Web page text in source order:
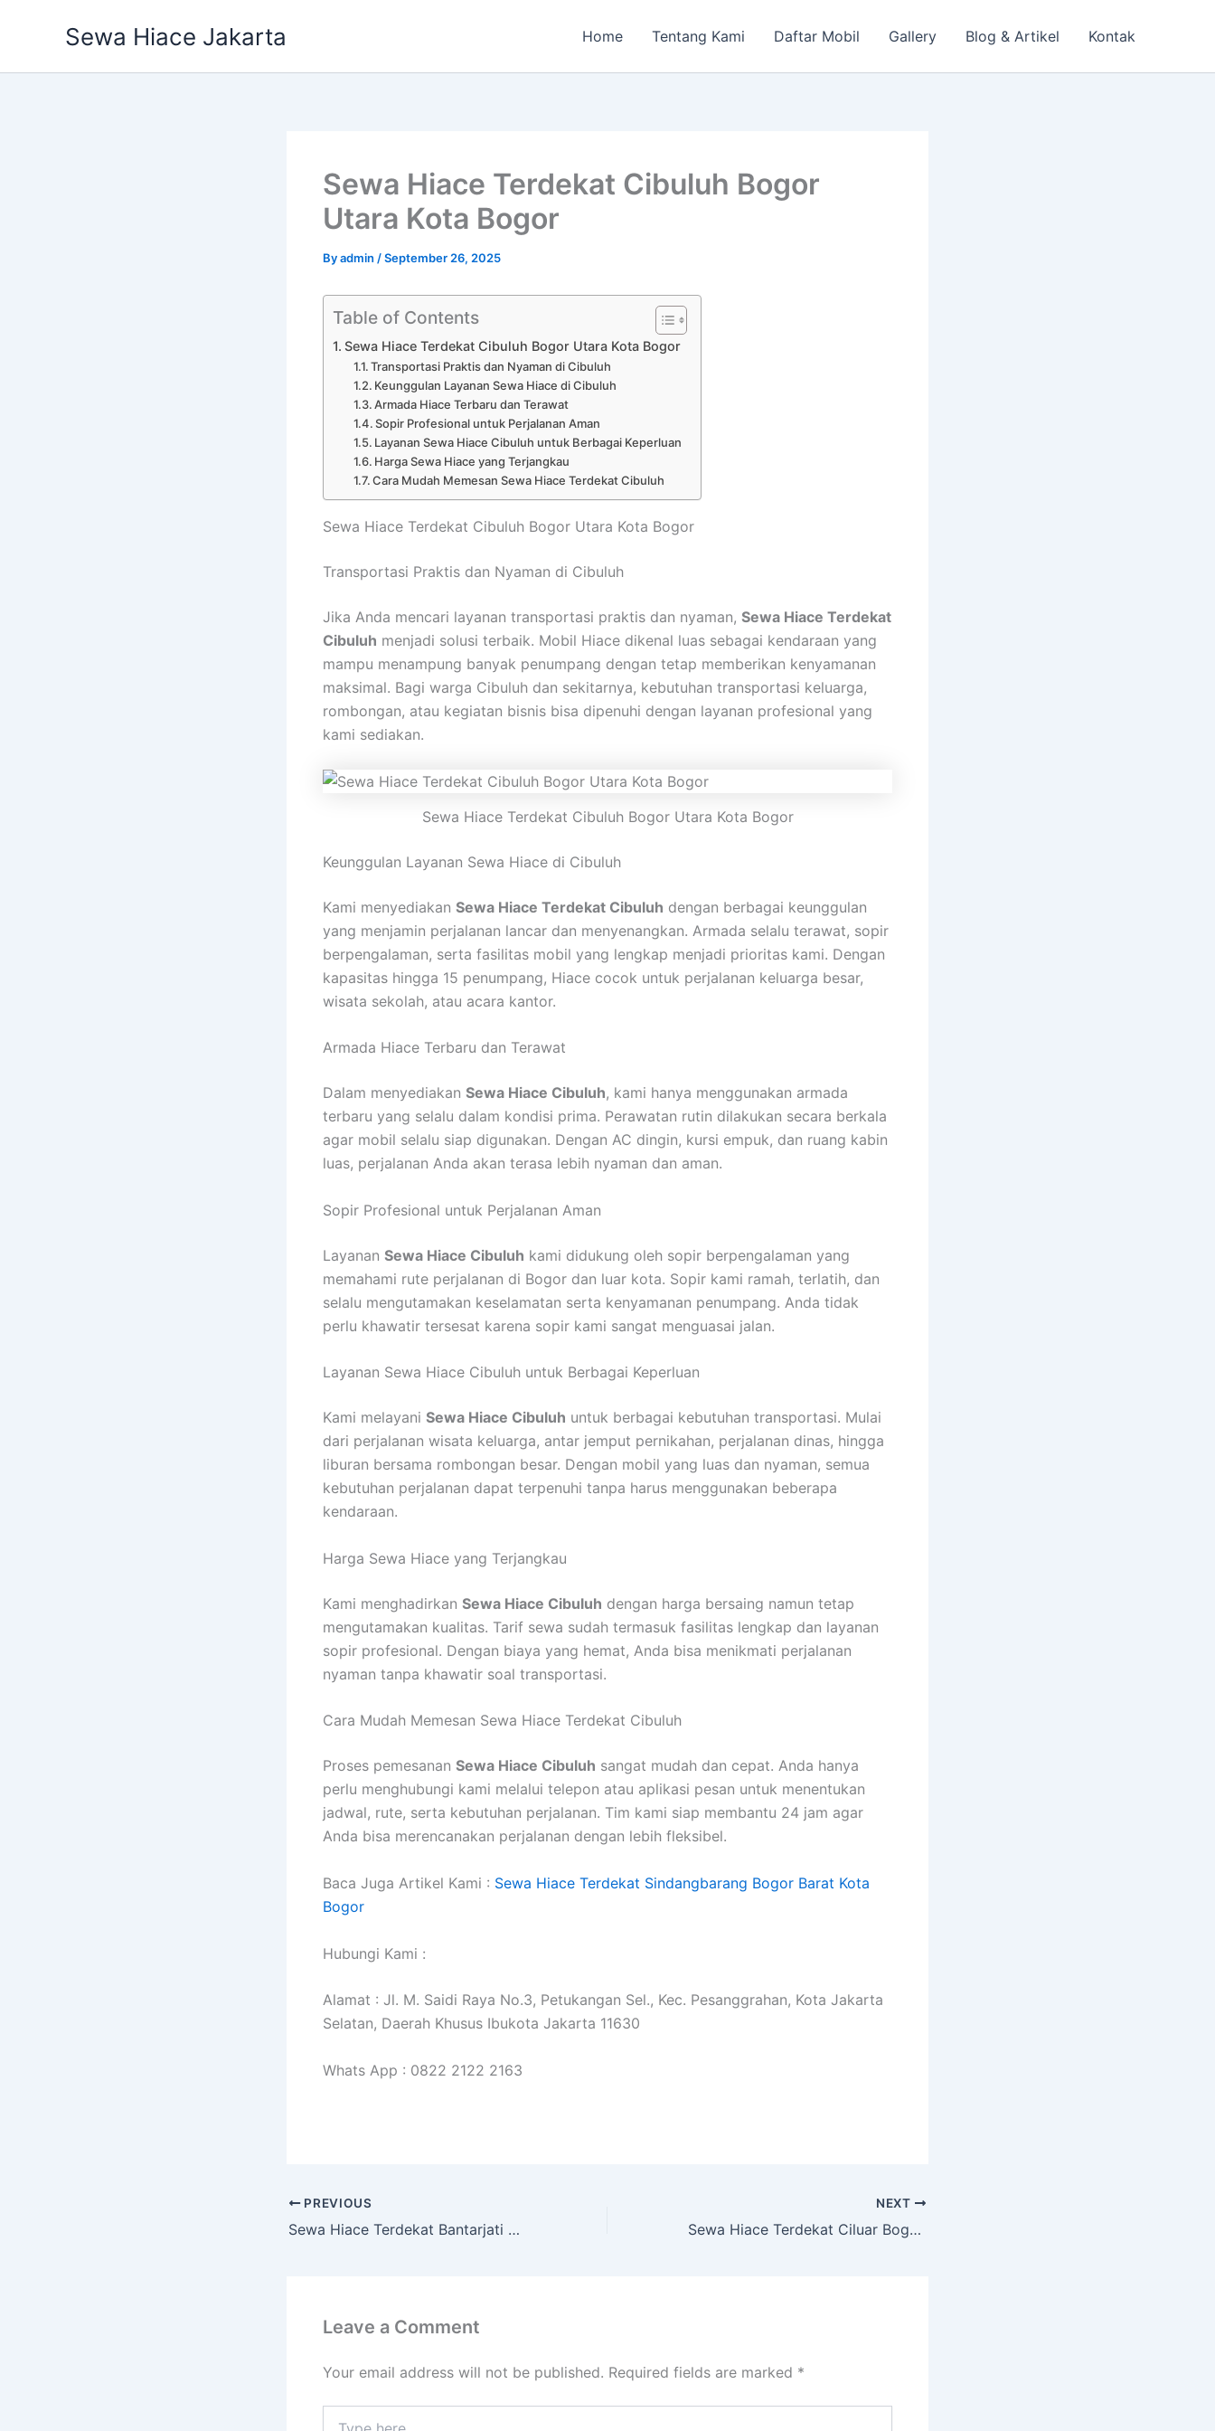
Sewa Hiace Jakarta Home Tentang Kami Daftar Mobil Gallery Blog & Artikel Kontak
Sewa Hiace Terdekat Cibuluh Bogor
Utara Kota Bogor
Byadmin /September 26, 2025
Table of Contents
Sewa Hiace Terdekat Cibuluh Bogor Utara Kota Bogor
Transportasi Praktis dan Nyaman di Cibuluh
Keunggulan Layanan Sewa Hiace di Cibuluh
Armada Hiace Terbaru dan Terawat
Sopir Profesional untuk Perjalanan Aman
Layanan Sewa Hiace Cibuluh untuk Berbagai Keperluan
Harga Sewa Hiace yang Terjangkau
Cara Mudah Memesan Sewa Hiace Terdekat Cibuluh
Sewa Hiace Terdekat Cibuluh Bogor Utara Kota Bogor
Transportasi Praktis dan Nyaman di Cibuluh
Jika Anda mencari layanan transportasi praktis dan nyaman, Sewa Hiace Terdekat
Cibuluh menjadi solusi terbaik. Mobil Hiace dikenal luas sebagai kendaraan yang
mampu menampung banyak penumpang dengan tetap memberikan kenyamanan
maksimal. Bagi warga Cibuluh dan sekitarnya, kebutuhan transportasi keluarga,
rombongan, atau kegiatan bisnis bisa dipenuhi dengan layanan profesional yang
kami sediakan.
Sewa Hiace Terdekat Cibuluh Bogor Utara Kota Bogor
Keunggulan Layanan Sewa Hiace di Cibuluh
Kami menyediakan Sewa Hiace Terdekat Cibuluh dengan berbagai keunggulan
yang menjamin perjalanan lancar dan menyenangkan. Armada selalu terawat, sopir
berpengalaman, serta fasilitas mobil yang lengkap menjadi prioritas kami. Dengan
kapasitas hingga 15 penumpang, Hiace cocok untuk perjalanan keluarga besar,
wisata sekolah, atau acara kantor.
Armada Hiace Terbaru dan Terawat
Dalam menyediakan Sewa Hiace Cibuluh, kami hanya menggunakan armada
terbaru yang selalu dalam kondisi prima. Perawatan rutin dilakukan secara berkala
agar mobil selalu siap digunakan. Dengan AC dingin, kursi empuk, dan ruang kabin
luas, perjalanan Anda akan terasa lebih nyaman dan aman.
Sopir Profesional untuk Perjalanan Aman
Layanan Sewa Hiace Cibuluh kami didukung oleh sopir berpengalaman yang
memahami rute perjalanan di Bogor dan luar kota. Sopir kami ramah, terlatih, dan
selalu mengutamakan keselamatan serta kenyamanan penumpang. Anda tidak
perlu khawatir tersesat karena sopir kami sangat menguasai jalan.
Layanan Sewa Hiace Cibuluh untuk Berbagai Keperluan
Kami melayani Sewa Hiace Cibuluh untuk berbagai kebutuhan transportasi. Mulai
dari perjalanan wisata keluarga, antar jemput pernikahan, perjalanan dinas, hingga
liburan bersama rombongan besar. Dengan mobil yang luas dan nyaman, semua
kebutuhan perjalanan dapat terpenuhi tanpa harus menggunakan beberapa
kendaraan.
Harga Sewa Hiace yang Terjangkau
Kami menghadirkan Sewa Hiace Cibuluh dengan harga bersaing namun tetap
mengutamakan kualitas. Tarif sewa sudah termasuk fasilitas lengkap dan layanan
sopir profesional. Dengan biaya yang hemat, Anda bisa menikmati perjalanan
nyaman tanpa khawatir soal transportasi.
Cara Mudah Memesan Sewa Hiace Terdekat Cibuluh
Proses pemesanan Sewa Hiace Cibuluh sangat mudah dan cepat. Anda hanya
perlu menghubungi kami melalui telepon atau aplikasi pesan untuk menentukan
jadwal, rute, serta kebutuhan perjalanan. Tim kami siap membantu 24 jam agar
Anda bisa merencanakan perjalanan dengan lebih fleksibel.
Baca Juga Artikel Kami : Sewa Hiace Terdekat Sindangbarang Bogor Barat Kota
Bogor
Hubungi Kami :
Alamat : Jl. M. Saidi Raya No.3, Petukangan Sel., Kec. Pesanggrahan, Kota Jakarta
Selatan, Daerah Khusus Ibukota Jakarta 11630
Whats App : 0822 2122 2163
PREVIOUS
Sewa Hiace Terdekat Bantarjati Bogor Utara Kota Bogor
NEXT
Sewa Hiace Terdekat Ciluar Bogor Utara Kota Bogor
Leave a Comment
Your email address will not be published. Required fields are marked *